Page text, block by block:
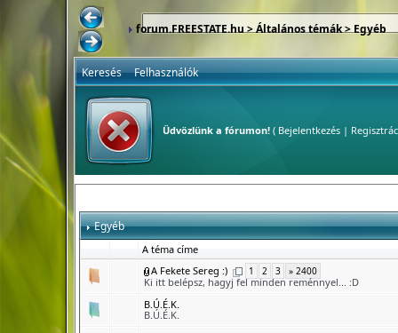
forum.FREESTATE.hu>Általános témák>Egyéb
Keresés Felhasználók
Üdvözlünk a fórumon!( Bejelentkezés|
Egyéb
A téma címe
A Fekete Sereg :)
1 2 3 » 2400
Ki itt belépsz, hagyj fel minden reménnyel... :D
B.Ú.É.K.
B.Ú.É.K.